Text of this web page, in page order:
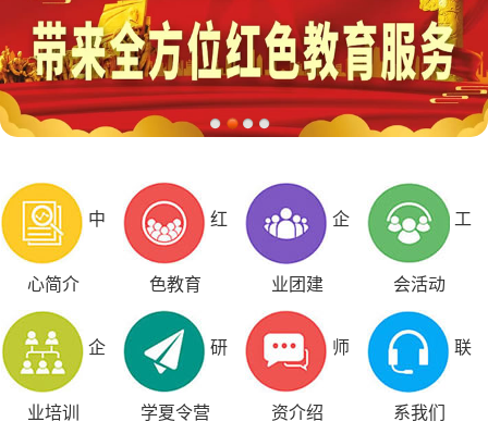
中
心简介
红
色教育
企
业团建
工
会活动
企
业培训
研
学夏令营
师
资介绍
联
系我们